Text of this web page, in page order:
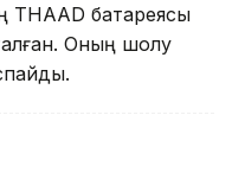
THAAD батареясы
Оның шолу